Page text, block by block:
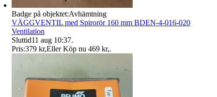
Badge på objektet:Avhämtning
VÄGGVENTIL med Spirorör 160 mm BDEN-4-016-020
Ventilation
Sluttid11 aug 10:37.
Pris:379 kr,Eller Köp nu 469 kr,.